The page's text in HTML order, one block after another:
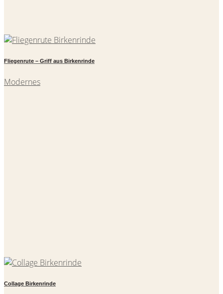
Fliegenrute – Griff aus Birkenrinde
Modernes
Collage Birkenrinde